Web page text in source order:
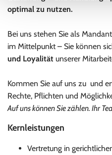
optimal zu nutzen.
Bei uns stehen Sie als
im Mittelpunkt – Sie können
und Loyalität unserer
Kommen Sie auf uns zu und
Rechte, Pflichten und
Auf uns können Sie zählen. Ihr
Kernleistungen
Vertretung in